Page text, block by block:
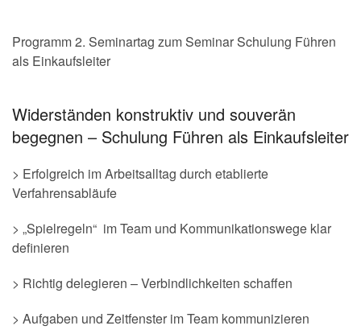
Programm 2. Seminartag zum Seminar Schulung Führen
als Einkaufsleiter
Widerständen konstruktiv und souverän
begegnen – Schulung Führen als Einkaufsleiter
> Erfolgreich im Arbeitsalltag durch etablierte
Verfahrensabläufe
> „Spielregeln“ im Team und Kommunikationswege klar
definieren
> Richtig delegieren – Verbindlichkeiten schaffen
> Aufgaben und Zeitfenster im Team kommunizieren